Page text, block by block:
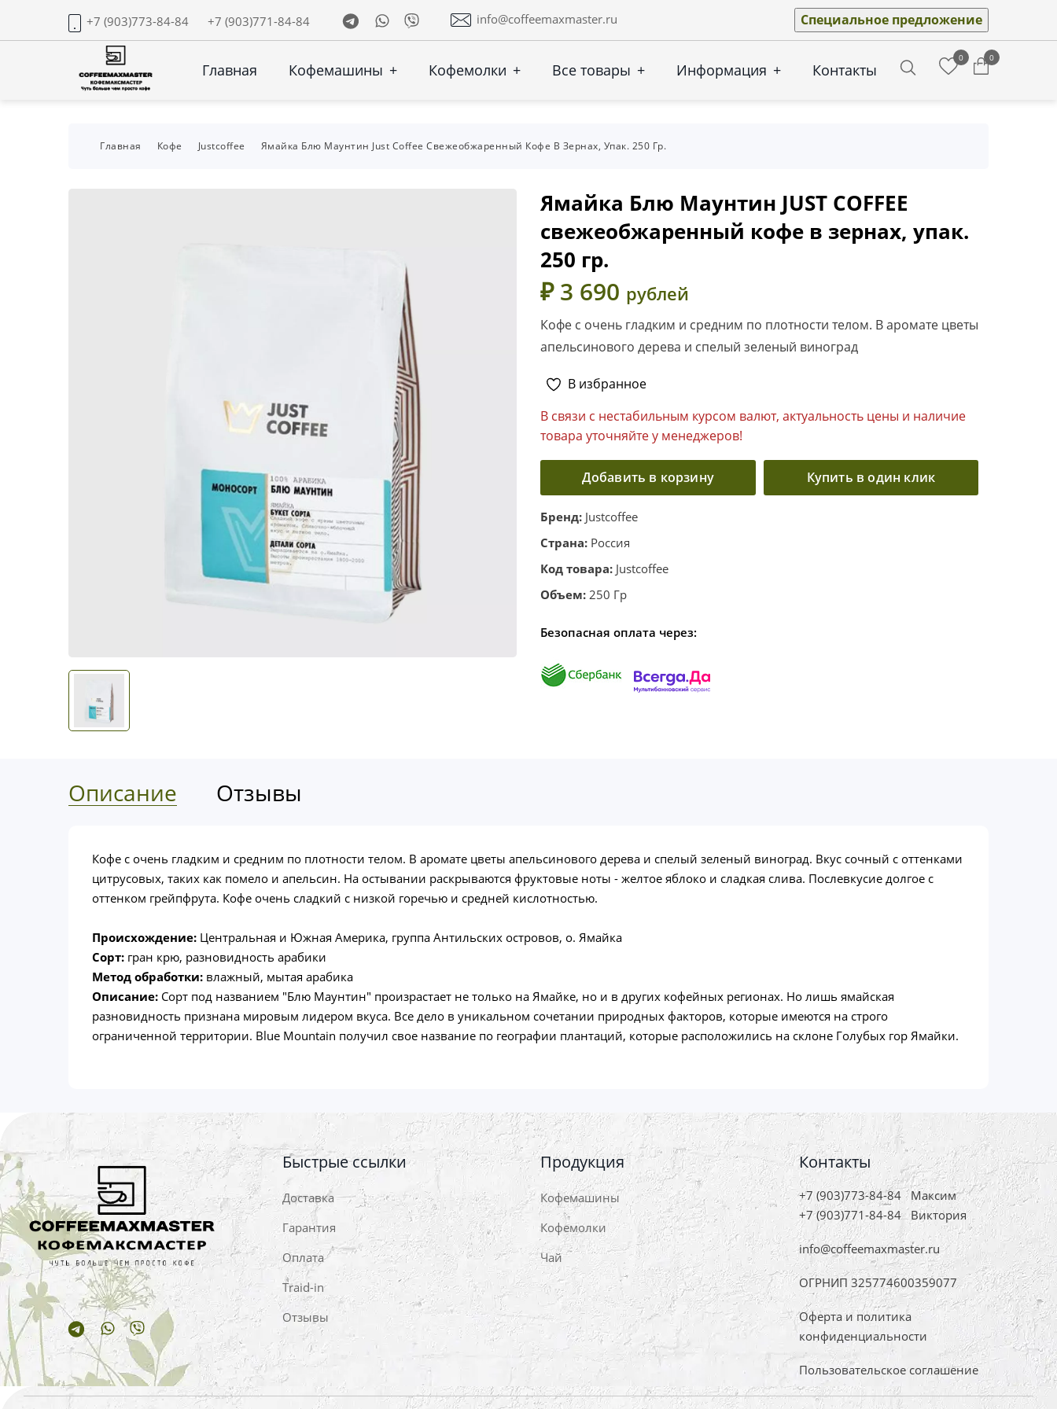
+7 (903)773-84-84 +7 (903)771-84-84 TelegramWhatsapp
Viber info@coffeemaxmaster.ru Специальное предложение
Главная Кофемашины + Кофемолки + Все товары + Информация + Контакты
0 0
Главная Кофе Justcoffee Ямайка Блю Маунтин Just Coffee Cвежеобжаренный Кофе В Зернах, Упак. 250 Гр.
Ямайка Блю Маунтин JUST COFFEE
cвежеобжаренный кофе в зернах, упак.
250 гр.
₽ 3 690 рублей
Кофе с очень гладким и средним по плотности телом. В аромате цветы
апельсинового дерева и спелый зеленый виноград
В избранное
В связи с нестабильным курсом валют, актуальность цены и наличие
товара уточняйте у менеджеров!
Добавить в корзину Купить в один клик
Бренд: Justcoffee
Страна: Россия
Код товара: Justcoffee
Объем: 250 Гр
Безопасная оплата через:
Описание Отзывы
Кофе с очень гладким и средним по плотности телом. В аромате цветы апельсинового дерева и спелый зеленый виноград. Вкус сочный с оттенками
цитрусовых, таких как помело и апельсин. На остывании раскрываются фруктовые ноты - желтое яблоко и сладкая слива. Послевкусие долгое с
оттенком грейпфрута. Кофе очень сладкий с низкой горечью и средней кислотностью.
Происхождение: Центральная и Южная Америка, группа Антильских островов, о. Ямайка
Сорт: гран крю, разновидность арабики
Метод обработки: влажный, мытая арабика
Описание: Сорт под названием "Блю Маунтин" произрастает не только на Ямайке, но и в других кофейных регионах. Но лишь ямайская
разновидность признана мировым лидером вкуса. Все дело в уникальном сочетании природных факторов, которые имеются на строго
ограниченной территории. Blue Mountain получил свое название по географии плантаций, которые расположились на склоне Голубых гор Ямайки.
TelegramWhatsapp
Viber
Быстрые ссылки
Доставка
Гарантия
Оплата
Traid-in
Отзывы
Продукция
Кофемашины
Кофемолки
Чай
Контакты
+7 (903)773-84-84Максим
+7 (903)771-84-84Виктория
info@coffeemaxmaster.ru
ОГРНИП 325774600359077
Оферта и политика
конфиденциальности
Пользовательское соглашение